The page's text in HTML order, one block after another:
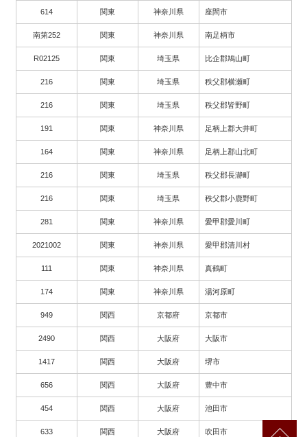
614 関東 神奈川県 座間市
南第252 関東 神奈川県 南足柄市
R02125 関東 埼玉県 比企郡鳩山町
216 関東 埼玉県 秩父郡横瀬町
216 関東 埼玉県 秩父郡皆野町
191 関東 神奈川県 足柄上郡大井町
164 関東 神奈川県 足柄上郡山北町
216 関東 埼玉県 秩父郡長瀞町
216 関東 埼玉県 秩父郡小鹿野町
281 関東 神奈川県 愛甲郡愛川町
2021002 関東 神奈川県 愛甲郡清川村
111 関東 神奈川県 真鶴町
174 関東 神奈川県 湯河原町
949 関西 京都府 京都市
2490 関西 大阪府 大阪市
1417 関西 大阪府 堺市
656 関西 大阪府 豊中市
454 関西 大阪府 池田市
633 関西 大阪府 吹田市